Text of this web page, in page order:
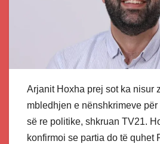
Arjanit Hoxha prej sot ka nisur
mbledhjen e nënshkrimeve
së re politike, shkruan TV21.
konfirmoi se partia do të quhet